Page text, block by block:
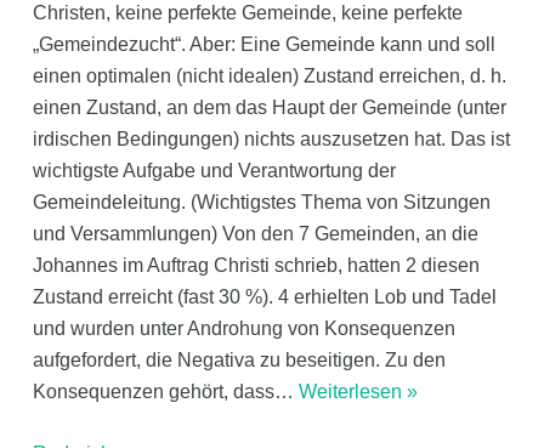
Christen, keine perfekte Gemeinde, keine perfekte
„Gemeindezucht“. Aber: Eine Gemeinde kann und soll
einen optimalen (nicht idealen) Zustand erreichen, d. h.
einen Zustand, an dem das Haupt der Gemeinde (unter
irdischen Bedingungen) nichts auszusetzen hat. Das ist
wichtigste Aufgabe und Verantwortung der
Gemeindeleitung. (Wichtigstes Thema von Sitzungen
und Versammlungen) Von den 7 Gemeinden, an die
Johannes im Auftrag Christi schrieb, hatten 2 diesen
Zustand erreicht (fast 30 %). 4 erhielten Lob und Tadel
und wurden unter Androhung von Konsequenzen
aufgefordert, die Negativa zu beseitigen. Zu den
Konsequenzen gehört, dass… Weiterlesen »